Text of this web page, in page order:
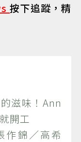
按下追蹤，精
滋味！Ann
開工
錦／高希